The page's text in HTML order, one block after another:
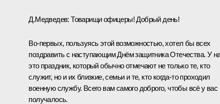
Д.Медведев: Товарищи офицеры! Добрый день!
Во‑первых, пользуясь этой возможностью, хотел бы всех
поздравить с наступающим Днём защитника Отечества. У
это праздник, который обычно отмечают не только те, кто
служит, но и их близкие, семьи и те, кто когда‑то проходил
военную службу. Всего вам самого доброго, чтобы всё у вас
получалось.